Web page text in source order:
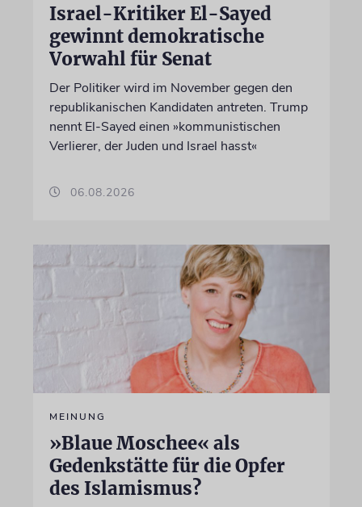
Israel-Kritiker El-Sayed
gewinnt demokratische
Vorwahl für Senat
Der Politiker wird im November gegen den
republikanischen Kandidaten antreten. Trump
nennt El-Sayed einen »kommunistischen
Verlierer, der Juden und Israel hasst«
06.08.2026
MEINUNG
»Blaue Moschee« als
Gedenkstätte für die Opfer
des Islamismus?